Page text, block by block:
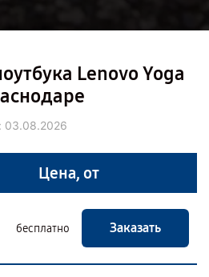
Lenovo Yoga
03.08.2026
Цена, от
бесплатно Заказать